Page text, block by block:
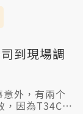
到現場調
外，有兩个
，因為T34C教